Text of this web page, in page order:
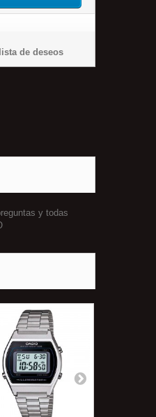
de deseos
y todas